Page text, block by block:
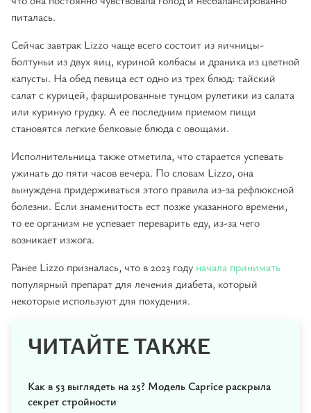
питалась.
Сейчас завтрак Lizzo чаще всего состоит из яичницы-
болтуньи из двух яиц, куриной колбасы и драника из цветной
капусты. На обед певица ест одно из трех блюд: тайский
салат с курицей, фаршированные тунцом рулетики из салата
или куриную грудку. А ее последним приемом пищи
становятся легкие белковые блюда с овощами.
Исполнительница также отметила, что старается успевать
ужинать до пяти часов вечера. По словам Lizzo, она
вынуждена придерживаться этого правила из-за рефлюксной
болезни. Если знаменитость ест позже указанного времени,
то ее организм не успевает переварить еду, из-за чего
возникает изжога.
Ранее Lizzo призналась, что в 2023 году начала принимать
популярный препарат для лечения диабета, который
некоторые используют для похудения.
ЧИТАЙТЕ ТАКЖЕ
Как в 53 выглядеть на 25? Модель Caprice раскрыла
секрет стройности